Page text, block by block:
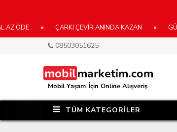
• ÇARKI ÇEVİR ANINDA KAZAN • GÜNCEL
08503051625
TÜM KATEGORİLER